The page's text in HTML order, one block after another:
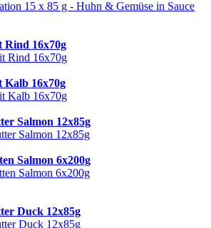
Rind 16x70g
Kalb 16x70g
Salmon 12x85g
Salmon 6x200g
Duck 12x85g